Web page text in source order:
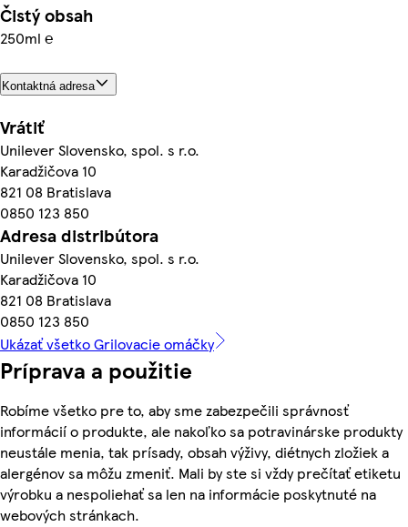
Čistý obsah
250ml ℮
Kontaktná adresa
Vrátiť
Unilever Slovensko, spol. s r.o.
Karadžičova 10
821 08 Bratislava
0850 123 850
Adresa distribútora
Unilever Slovensko, spol. s r.o.
Karadžičova 10
821 08 Bratislava
0850 123 850
Ukázať všetko Grilovacie omáčky
Príprava a použitie
Robíme všetko pre to, aby sme zabezpečili správnosť
informácií o produkte, ale nakoľko sa potravinárske produkty
neustále menia, tak prísady, obsah výživy, diétnych zložiek a
alergénov sa môžu zmeniť. Mali by ste si vždy prečítať etiketu
výrobku a nespoliehať sa len na informácie poskytnuté na
webových stránkach.